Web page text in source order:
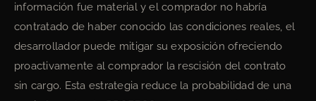
información fue material y el comprador no habría
contratado de haber conocido las condiciones reales, el
desarrollador puede mitigar su exposición ofreciendo
proactivamente al comprador la rescisión del contrato
sin cargo. Esta estrategia reduce la probabilidad de una